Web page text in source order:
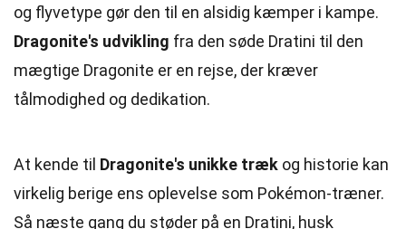
og flyvetype gør den til en alsidig kæmper i kampe.
Dragonite's udvikling fra den søde Dratini til den
mægtige Dragonite er en rejse, der kræver
tålmodighed og dedikation.
At kende til Dragonite's unikke træk og historie kan
virkelig berige ens oplevelse som Pokémon-træner.
Så næste gang du støder på en Dratini, husk